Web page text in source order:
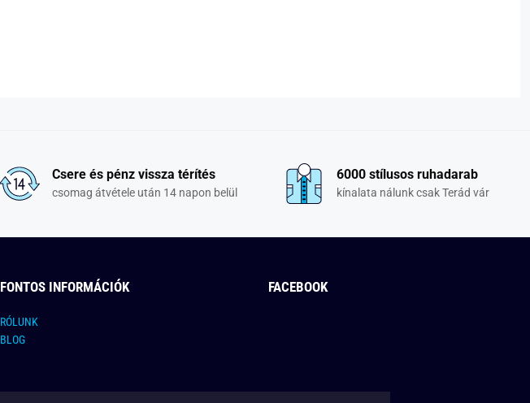
Csere és pénz vissza térítés
csomag átvétele után 14 napon belül
6000 stílusos ruhadarab
kínalata nálunk csak Terád vár
FONTOS INFORMÁCIÓK
RÓLUNK
BLOG
FACEBOOK